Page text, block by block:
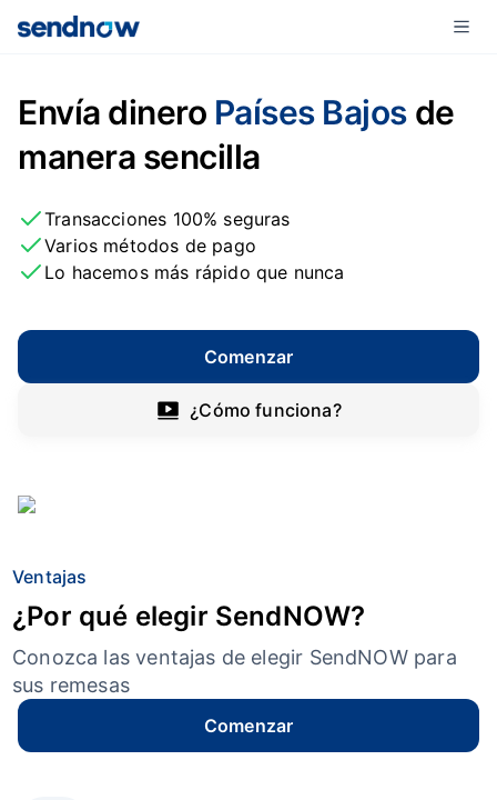
Envía dinero Países Bajos de
manera sencilla
Transacciones 100% seguras
Varios métodos de pago
Lo hacemos más rápido que nunca
Comenzar
¿Cómo funciona?
Ventajas
¿Por qué elegir SendNOW?
Conozca las ventajas de elegir SendNOW para
sus remesas
Comenzar